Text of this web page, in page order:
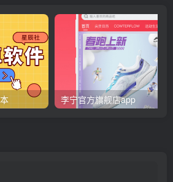
李宁官方旗舰店app